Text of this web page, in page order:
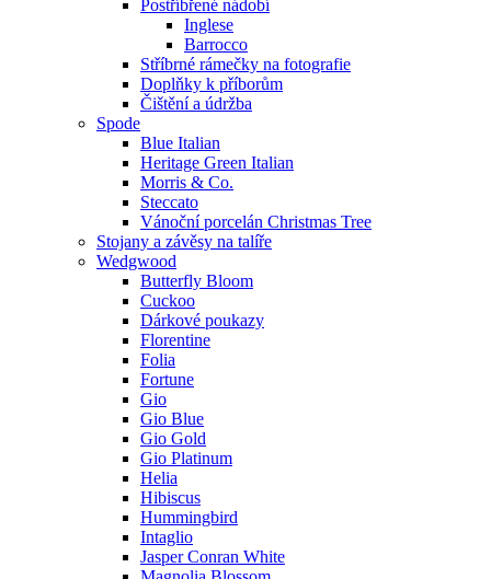
Postříbřené nádobí
Inglese
Barrocco
Stříbrné rámečky na fotografie
Doplňky k příborům
Čištění a údržba
Spode
Blue Italian
Heritage Green Italian
Morris & Co.
Steccato
Vánoční porcelán Christmas Tree
Stojany a závěsy na talíře
Wedgwood
Butterfly Bloom
Cuckoo
Dárkové poukazy
Florentine
Folia
Fortune
Gio
Gio Blue
Gio Gold
Gio Platinum
Helia
Hibiscus
Hummingbird
Intaglio
Jasper Conran White